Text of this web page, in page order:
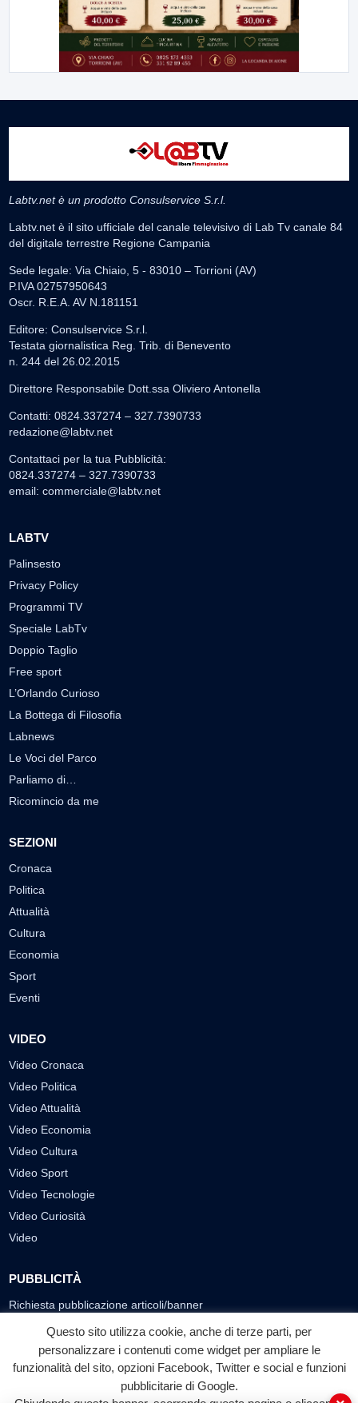
Labtv.net è un prodotto Consulservice S.r.l.
Labtv.net è il sito ufficiale del canale televisivo di Lab Tv canale 84
del digitale terrestre Regione Campania
Sede legale: Via Chiaio, 5 - 83010 – Torrioni (AV)
P.IVA 02757950643
Oscr. R.E.A. AV N.181151
Editore: Consulservice S.r.l.
Testata giornalistica Reg. Trib. di Benevento
n. 244 del 26.02.2015
Direttore Responsabile Dott.ssa Oliviero Antonella
Contatti: 0824.337274 – 327.7390733
redazione@labtv.net
Contattaci per la tua Pubblicità:
0824.337274 – 327.7390733
email: commerciale@labtv.net
LABTV
Palinsesto
Privacy Policy
Programmi TV
Speciale LabTv
Doppio Taglio
Free sport
L’Orlando Curioso
La Bottega di Filosofia
Labnews
Le Voci del Parco
Parliamo di…
Ricomincio da me
SEZIONI
Cronaca
Politica
Attualità
Cultura
Economia
Sport
Eventi
VIDEO
Video Cronaca
Video Politica
Video Attualità
Video Economia
Video Cultura
Video Sport
Video Tecnologie
Video Curiosità
Video
PUBBLICITÀ
Richiesta pubblicazione articoli/banner
SEGUICI SUI SOCIAL
f
Facebook
◎ ▶
YouTube
Questo sito utilizza cookie, anche di terze parti, per
personalizzare i contenuti come widget per ampliare le
funzionalità del sito, opzioni Facebook, Twitter e social e funzioni
pubblicitarie di Google.